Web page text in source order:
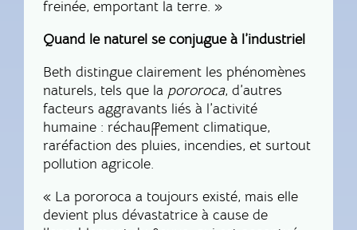
freinée, emportant la terre. »
Quand le naturel se conjugue à l’industriel
Beth distingue clairement les phénomènes
naturels, tels que la pororoca, d’autres
facteurs aggravants liés à l’activité
humaine : réchauffement climatique,
raréfaction des pluies, incendies, et surtout
pollution agricole.
« La pororoca a toujours existé, mais elle
devient plus dévastatrice à cause de